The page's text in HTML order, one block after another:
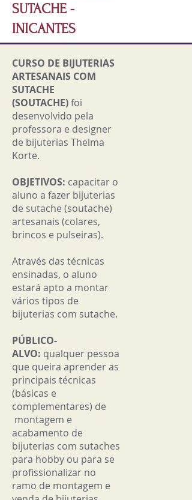
SUTACHE -
INICANTES
CURSO DE BIJUTERIAS
ARTESANAIS COM
SUTACHE
(SOUTACHE)foi
desenvolvido pela
professora e designer
de bijuterias Thelma
Korte.
OBJETIVOS: capacitar o
aluno a fazer bijuterias
de sutache (soutache)
artesanais (colares,
brincos e pulseiras).
Através das técnicas
ensinadas, o aluno
estará apto a montar
vários tipos de
bijuterias com sutache.
PÚBLICO-
ALVO: qualquer pessoa
que queira aprender as
principais técnicas
(básicas e
complementares) de
montagem e
acabamento de
bijuterias com sutaches
para hobby ou para se
profissionalizar no
ramo de montagem e